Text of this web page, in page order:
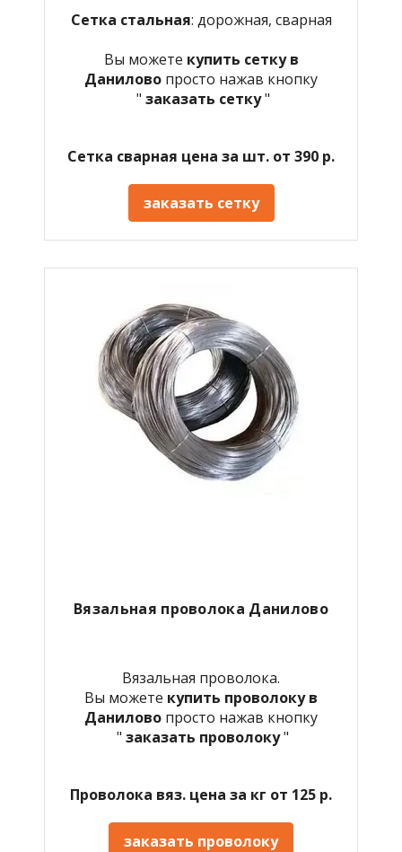
Сетка стальная: дорожная, сварная
Вы можете купить сетку в
Данилово просто нажав кнопку
" заказать сетку"
Сетка сварная цена за шт. от 390 р.
заказать сетку
Вязальная проволока Данилово
Вязальная проволока.
Вы можете купить проволоку в
Данилово просто нажав кнопку
" заказать проволоку"
Проволока вяз. цена за кг от 125 р.
заказать проволоку